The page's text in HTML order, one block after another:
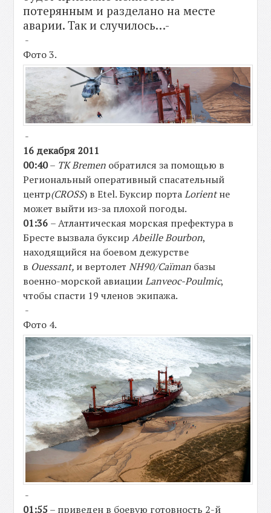
потерянным и разделано на месте
аварии. Так и случилось…-
-
Фото 3.
-
16 декабря 2011
00:40– TK Bremen обратился за помощью в
Региональный оперативный спасательный
центр(CROSS) в Etel. Буксир портаLorientне
может выйти из-за плохой погоды.
01:36 – Атлантическая морская префектура в
Бресте вызвала буксирAbeille Bourbon,
находящийся на боевом дежурстве
в Ouessant, и вертолетNH90/Caïman базы
военно-морской авиацииLanvеoc-Poulmic,
чтобы спасти 19 членов экипажа.
-
Фото 4.
-
01:55– приведен в боевую готовность 2-й